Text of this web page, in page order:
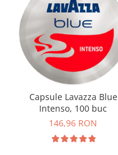
Capsule Lavazza Blue
Intenso, 100 buc
146,96 RON